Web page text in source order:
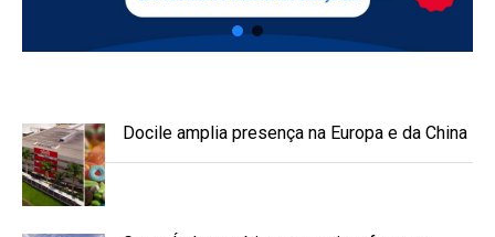
Docile amplia presença na Europa e da China